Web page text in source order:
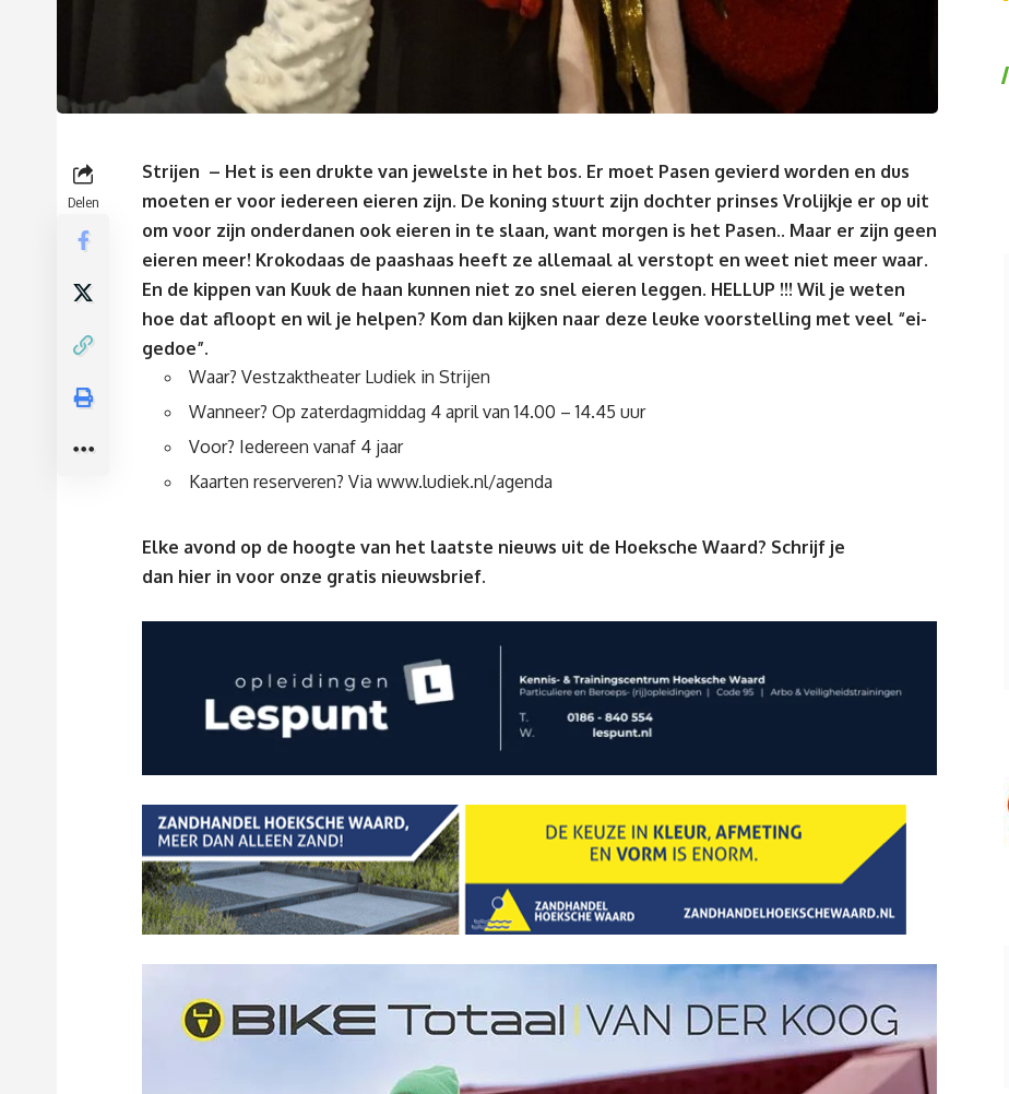
Delen
Strijen – Het is een drukte van jewelste in het bos. Er moet Pasen gevierd worden en dus
moeten er voor iedereen eieren zijn. De koning stuurt zijn dochter prinses Vrolijkje er op uit
om voor zijn onderdanen ook eieren in te slaan, want morgen is het Pasen.. Maar er zijn geen
eieren meer! Krokodaas de paashaas heeft ze allemaal al verstopt en weet niet meer waar.
En de kippen van Kuuk de haan kunnen niet zo snel eieren leggen. HELLUP !!! Wil je weten
hoe dat afloopt en wil je helpen? Kom dan kijken naar deze leuke voorstelling met veel “ei-
gedoe”.
Waar? Vestzaktheater Ludiek in Strijen
Wanneer? Op zaterdagmiddag 4 aprilvan14.00 – 14.45 uur
Voor? Iedereen vanaf 4 jaar
Kaarten reserveren? Via www.ludiek.nl/agenda
Elke avond op de hoogte van het laatste nieuws uit de Hoeksche Waard? Schrijf je
dan hier in voor onze gratis nieuwsbrief.